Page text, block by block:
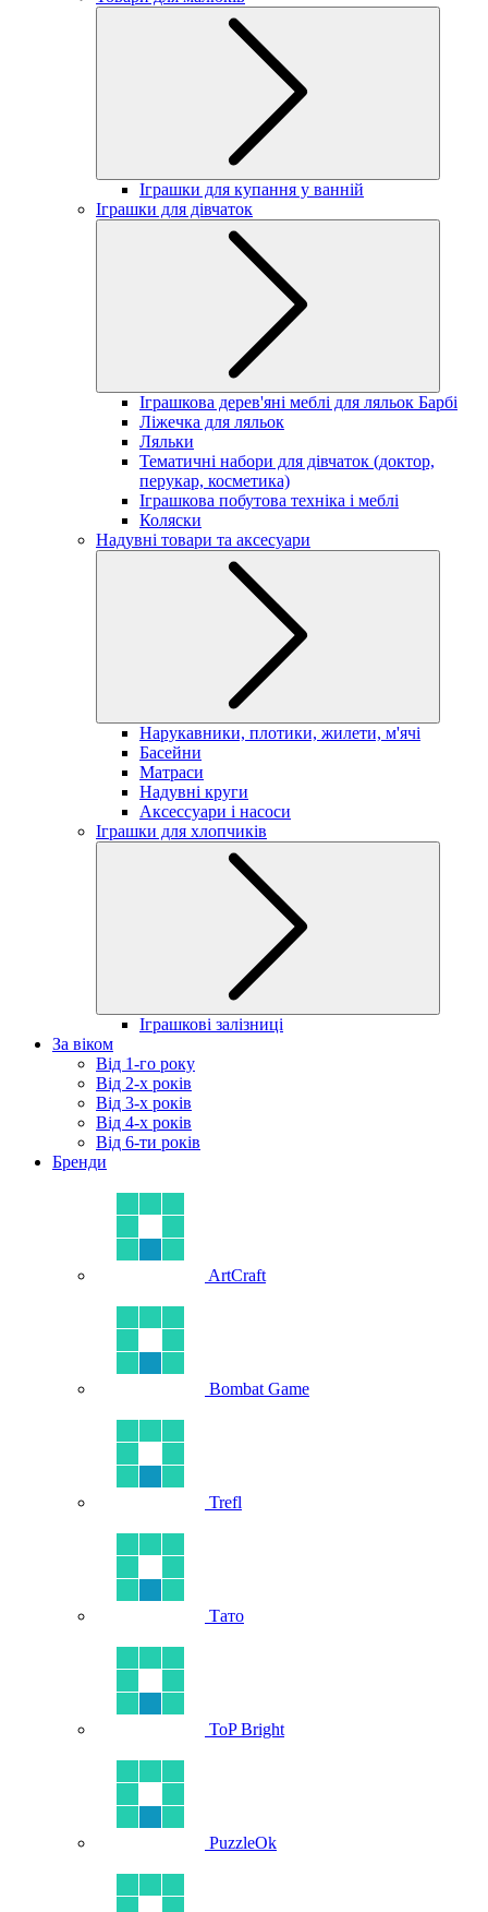
Іграшки для купання у ванній
Іграшки для дівчаток
Іграшкова дерев'яні меблі для ляльок Барбі
Ліжечка для ляльок
Ляльки
Тематичні набори для дівчаток (доктор,
перукар, косметика)
Іграшкова побутова техніка і меблі
Коляски
Надувні товари та аксесуари
Нарукавники, плотики, жилети, м'ячі
Басейни
Матраси
Надувні круги
Аксессуари і насоси
Іграшки для хлопчиків
Іграшкові залізниці
За віком
Від 1-го року
Від 2-х років
Від 3-х років
Від 4-х років
Від 6-ти років
Бренди
ArtCraft
Bombat Game
Trefl
Тато
ToP Bright
PuzzleOk